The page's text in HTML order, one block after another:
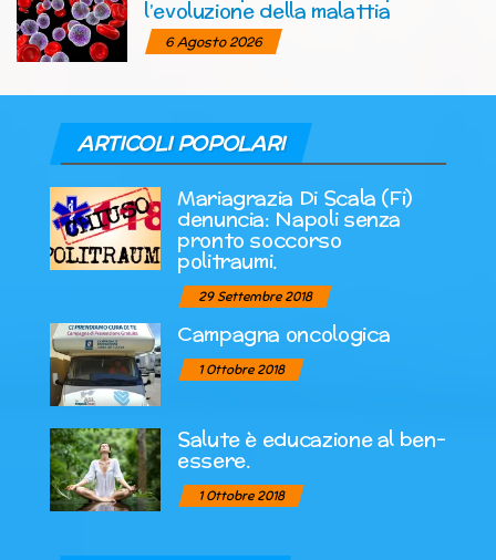
l’evoluzione della malattia
6 Agosto 2026
ARTICOLI POPOLARI
Mariagrazia Di Scala (Fi)
denuncia: Napoli senza
pronto soccorso
politraumi.
29 Settembre 2018
Campagna oncologica
1 Ottobre 2018
Salute è educazione al ben-
essere.
1 Ottobre 2018